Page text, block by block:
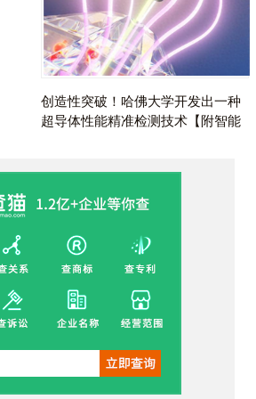
创造性突破！哈佛大学开发出一种
超导体性能精准检测技术【附智能